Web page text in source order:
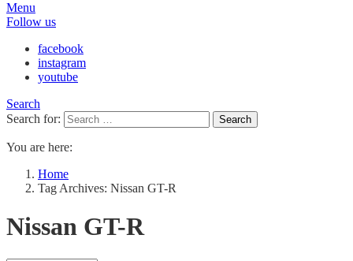
Menu
Follow us
facebook
instagram
youtube
Search
Search for:
Search
You are here:
Home
Tag Archives: Nissan GT-R
Nissan GT-R